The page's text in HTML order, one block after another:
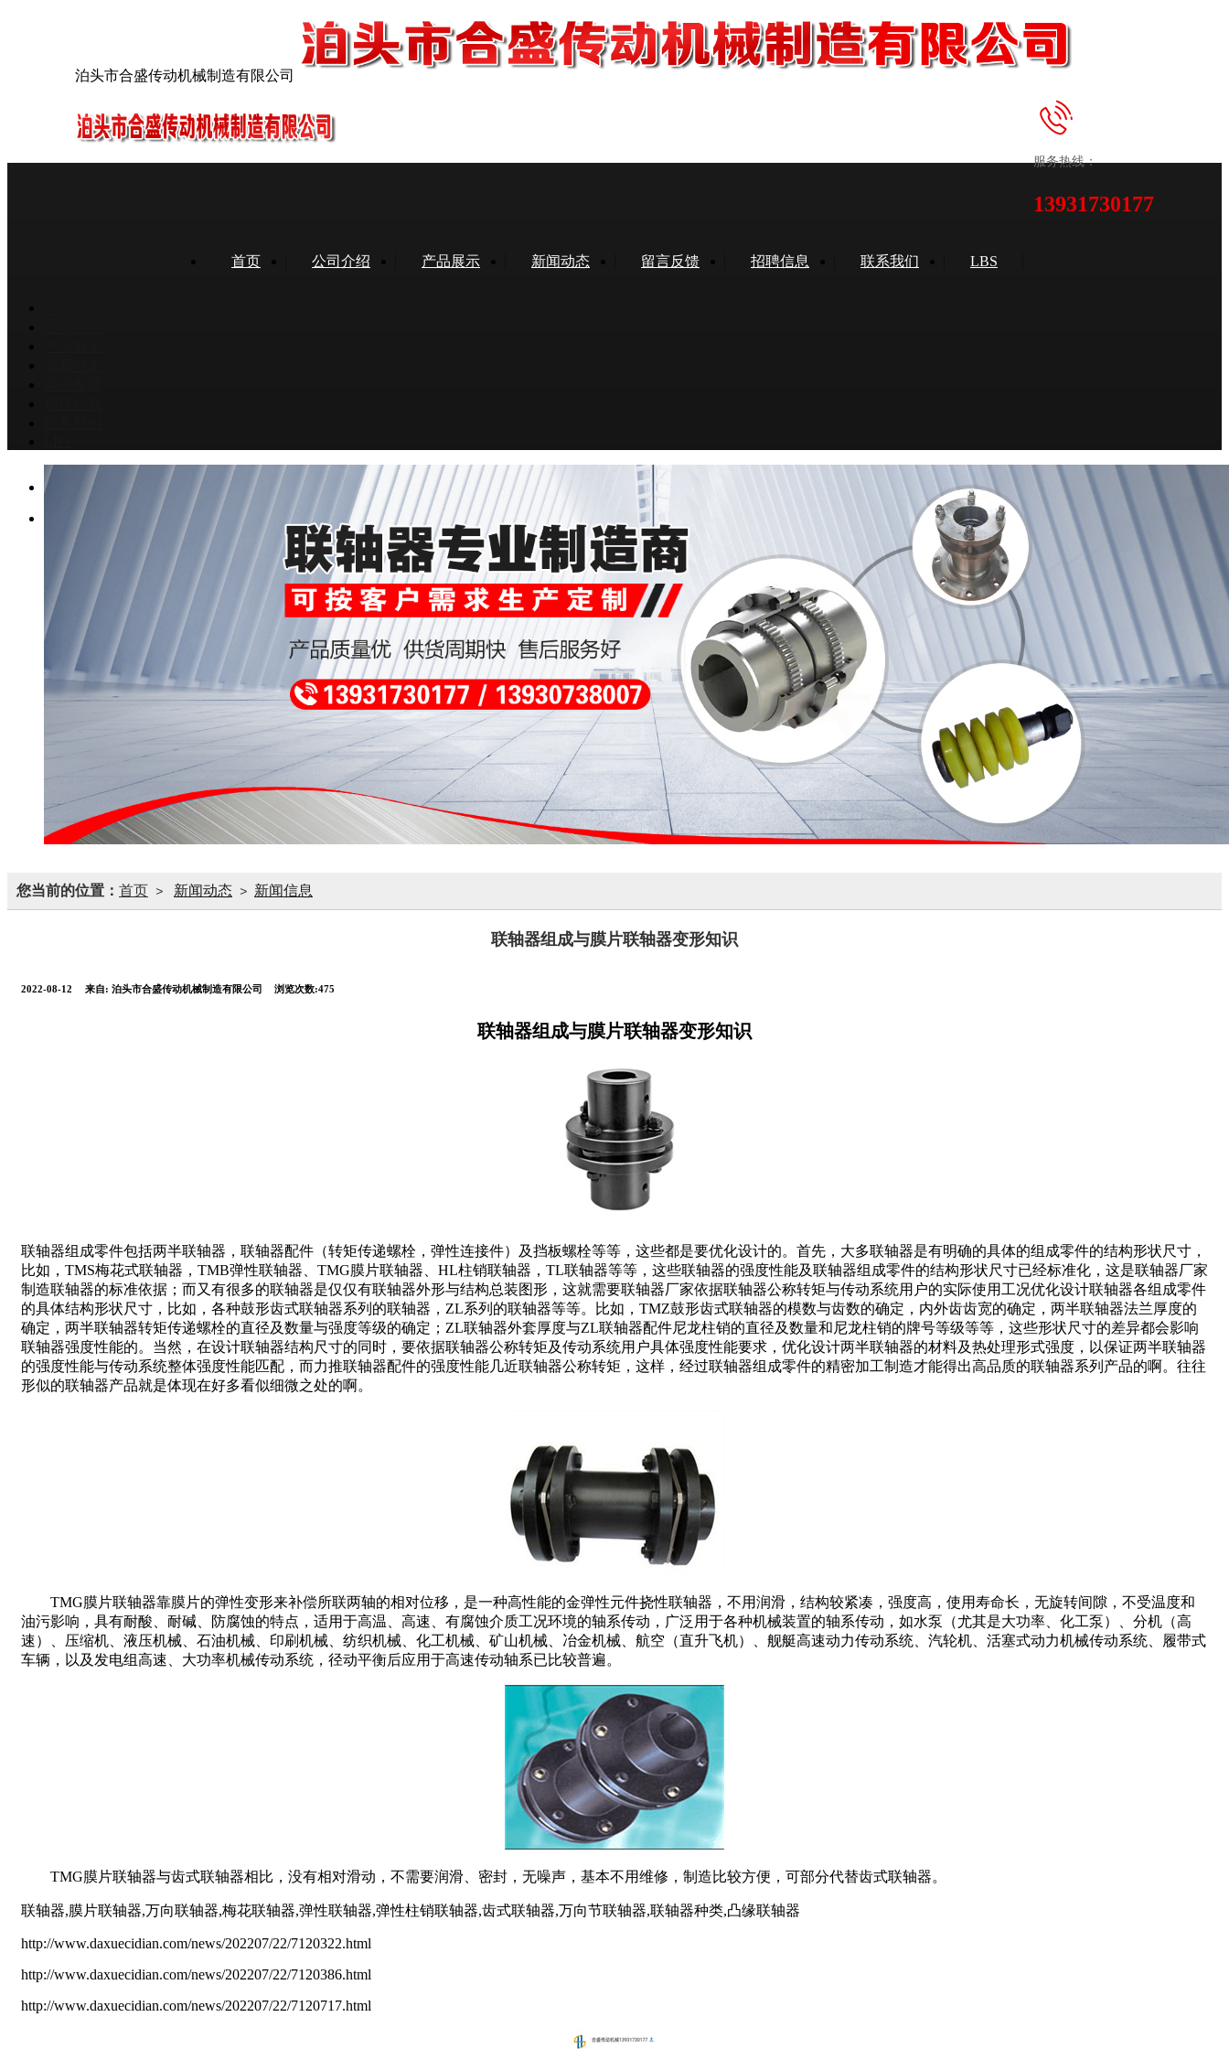
泊头市合盛传动机械制造有限公司
服务热线：
13931730177
首页 公司介绍 产品展示 新闻动态 留言反馈 招聘信息 联系我们 LBS
您当前的位置： 首页 > 新闻动态 > 新闻信息
联轴器组成与膜片联轴器变形知识
2022-08-12 来自: 泊头市合盛传动机械制造有限公司 浏览次数:475
联轴器组成与膜片联轴器变形知识
联轴器组成零件包括两半联轴器，联轴器配件（转矩传递螺栓，弹性连接件）及挡板螺栓等等，这些都是要优化设计的。首先，大多联轴器是有明确的具体的组成零件的结构形状尺寸，
比如，TMS梅花式联轴器，TMB弹性联轴器、TMG膜片联轴器、HL柱销联轴器，TL联轴器等等，这些联轴器的强度性能及联轴器组成零件的结构形状尺寸已经标准化，这是联轴器厂家
制造联轴器的标准依据；而又有很多的联轴器是仅仅有联轴器外形与结构总装图形，这就需要联轴器厂家依据联轴器公称转矩与传动系统用户的实际使用工况优化设计联轴器各组成零件
的具体结构形状尺寸，比如，各种鼓形齿式联轴器系列的联轴器，ZL系列的联轴器等等。比如，TMZ鼓形齿式联轴器的模数与齿数的确定，内外齿齿宽的确定，两半联轴器法兰厚度的
确定，两半联轴器转矩传递螺栓的直径及数量与强度等级的确定；ZL联轴器外套厚度与ZL联轴器配件尼龙柱销的直径及数量和尼龙柱销的牌号等级等等，这些形状尺寸的差异都会影响
联轴器强度性能的。当然，在设计联轴器结构尺寸的同时，要依据联轴器公称转矩及传动系统用户具体强度性能要求，优化设计两半联轴器的材料及热处理形式强度，以保证两半联轴器
的强度性能与传动系统整体强度性能匹配，而力推联轴器配件的强度性能几近联轴器公称转矩，这样，经过联轴器组成零件的精密加工制造才能得出高品质的联轴器系列产品的啊。往往
形似的联轴器产品就是体现在好多看似细微之处的啊。
TMG膜片联轴器靠膜片的弹性变形来补偿所联两轴的相对位移，是一种高性能的金弹性元件挠性联轴器，不用润滑，结构较紧凑，强度高，使用寿命长，无旋转间隙，不受温度和
油污影响，具有耐酸、耐碱、防腐蚀的特点，适用于高温、高速、有腐蚀介质工况环境的轴系传动，广泛用于各种机械装置的轴系传动，如水泵（尤其是大功率、化工泵）、分机（高
速）、压缩机、液压机械、石油机械、印刷机械、纺织机械、化工机械、矿山机械、冶金机械、航空（直升飞机）、舰艇高速动力传动系统、汽轮机、活塞式动力机械传动系统、履带式
车辆，以及发电组高速、大功率机械传动系统，径动平衡后应用于高速传动轴系已比较普遍。
TMG膜片联轴器与齿式联轴器相比，没有相对滑动，不需要润滑、密封，无噪声，基本不用维修，制造比较方便，可部分代替齿式联轴器。
联轴器,膜片联轴器,万向联轴器,梅花联轴器,弹性联轴器,弹性柱销联轴器,齿式联轴器,万向节联轴器,联轴器种类,凸缘联轴器
http://www.daxuecidian.com/news/202207/22/7120322.html
http://www.daxuecidian.com/news/202207/22/7120386.html
http://www.daxuecidian.com/news/202207/22/7120717.html